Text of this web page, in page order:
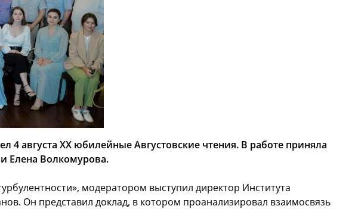
августа XX юбилейные Августовские чтения. В работе приняла
Елена Волкомурова.
модератором выступил директор Института
Он представил доклад, в котором проанализировал взаимосвязь